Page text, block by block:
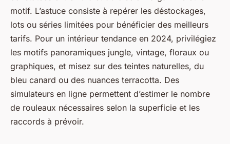
motif. L’astuce consiste à repérer les déstockages,
lots ou séries limitées pour bénéficier des meilleurs
tarifs. Pour un intérieur tendance en 2024, privilégiez
les motifs panoramiques jungle, vintage, floraux ou
graphiques, et misez sur des teintes naturelles, du
bleu canard ou des nuances terracotta. Des
simulateurs en ligne permettent d’estimer le nombre
de rouleaux nécessaires selon la superficie et les
raccords à prévoir.